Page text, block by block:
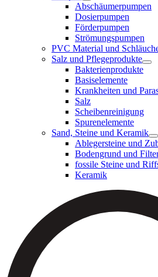
Abschäumerpumpen
Dosierpumpen
Förderpumpen
Strömungspumpen
PVC Material und
Salz und Pflegeprodukte
Bakterienprodukte
Basiselemente
Krankheiten und
Salz
Scheibenreinigung
Spurenelemente
Sand, Steine und Keramik
Ablegersteine und
Bodengrund und
fossile Steine und
Keramik